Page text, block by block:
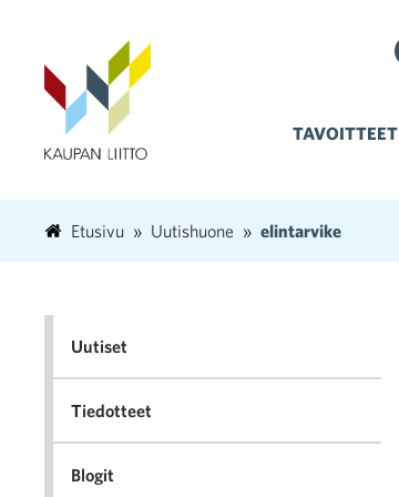
TAVOITTEET
Etusivu Uutishuone elintarvike
Uutiset
Tiedotteet
Blogit